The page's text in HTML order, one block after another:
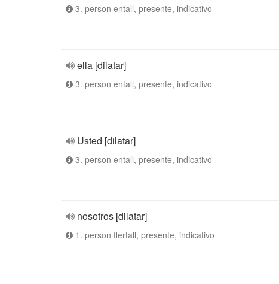
3. person entall, presente, indicativo
ella [dilatar]
3. person entall, presente, indicativo
Usted [dilatar]
3. person entall, presente, indicativo
nosotros [dilatar]
1. person flertall, presente, indicativo